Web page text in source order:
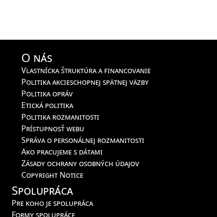
O nás
Vlastnícka štruktúra a financovanie
Politika akcieschopnej spätnej väzby
Politika opráv
Etická politika
Politika rozmanitosti
Prístupnosť webu
Správa o personálnej rozmanitosti
Ako pracujeme s dátami
Zásady ochrany osobných údajov
Copyright Notice
Spolupráca
Pre koho je spolupráca
Formy spolupráce